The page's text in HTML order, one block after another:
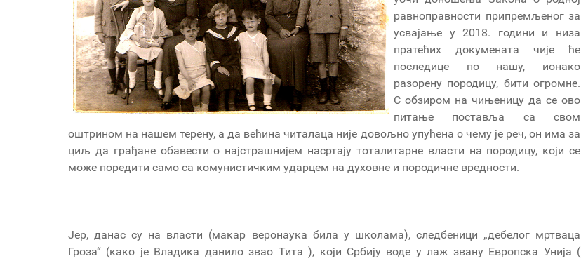
равноправности припремљеног за
усвајање у 2018. години и низа
пратећих докумената чије ће
последице по нашу, ионако
разорену породицу, бити огромне.
С обзиром на чињеницу да се ово
питање поставља са свом
оштрином на нашем терену, а да већина читалаца није довољно упућена о чему је реч, он има за
циљ да грађане обавести о најстрашнијем насртају тоталитарне власти на породицу, који се
може поредити само са комунистичким ударцем на духовне и породичне вредности.
Јер, данас су на власти (макар веронаука била у школама), следбеници „дебелог мртваца
Гроза“ (како је Владика данило звао Тита ), који Србију воде у лаж звану Европска Унија (